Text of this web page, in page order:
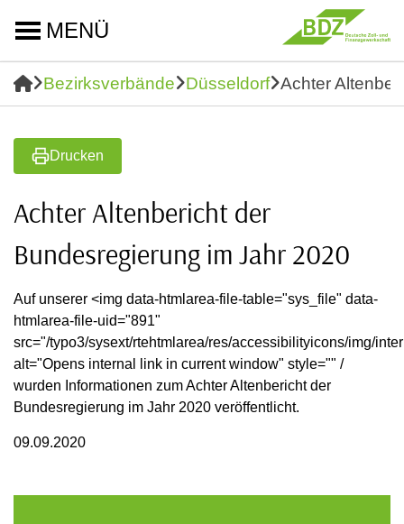
MENÜ
Bezirksverbände Düsseldorf Achter
Drucken
Achter Altenbericht der
Bundesregierung im Jahr 2020
Auf unserer <img data-htmlarea-file-table="sys_file" data-
htmlarea-file-uid="891"
src="/typo3/sysext/rtehtmlarea/res/accessibilityicons/img/
alt="Opens internal link in current window" style="" /
wurden Informationen zum Achter Altenbericht der
Bundesregierung im Jahr 2020 veröffentlicht.
09.09.2020